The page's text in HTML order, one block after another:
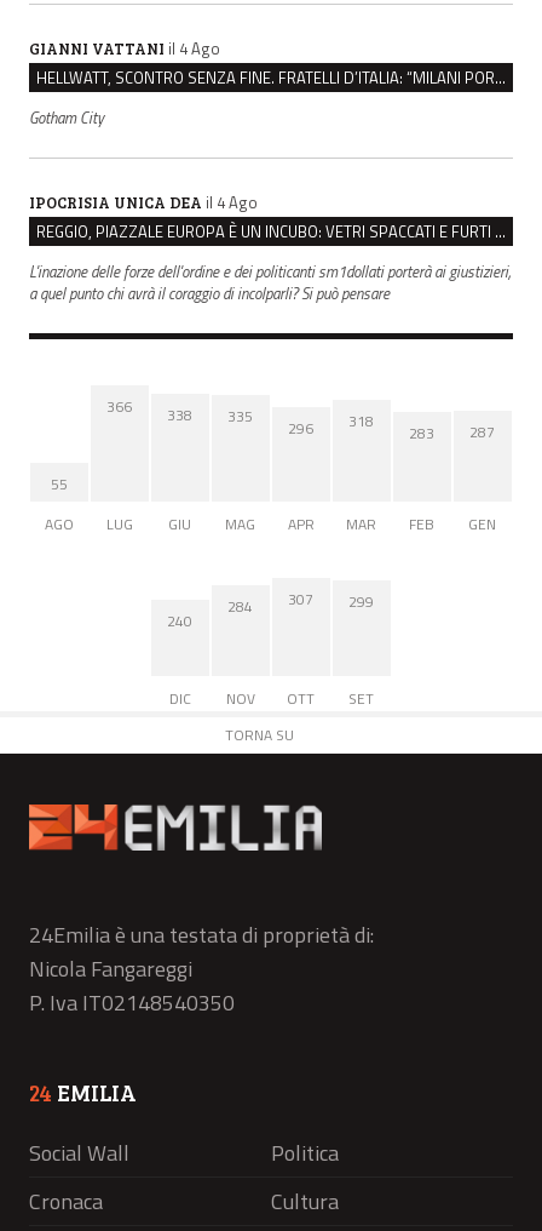
GIANNI VATTANI il 4 Ago
HELLWATT, SCONTRO SENZA FINE. FRATELLI D’ITALIA: “MILANI PORTA DOCUMENTI, DE FRANCO INSULTI”
Gotham City
IPOCRISIA UNICA DEA il 4 Ago
REGGIO, PIAZZALE EUROPA È UN INCUBO: VETRI SPACCATI E FURTI SULLE AUTO IN SOSTA
L'inazione delle forze dell'ordine e dei politicanti sm1dollati porterà ai giustizieri,
a quel punto chi avrà il coraggio di incolparli? Si può pensare
55
AGO
366
LUG
338
GIU
335
MAG
296
APR
318
MAR
283
FEB
287
GEN
240
DIC
284
NOV
307
OTT
299
SET
TORNA SU
24Emilia è una testata di proprietà di:
Nicola Fangareggi
P. Iva IT02148540350
24 EMILIA
Social Wall
Politica
Cronaca
Cultura